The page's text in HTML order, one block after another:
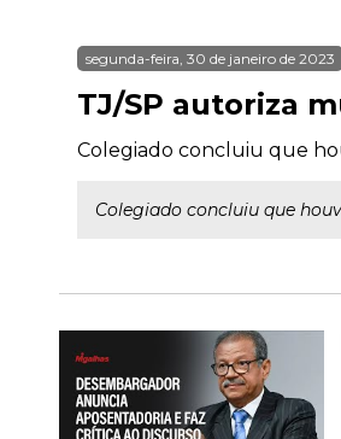
segunda-feira, 30 de janeiro de 2023
TJ/SP autoriza
Colegiado concluiu que
Colegiado concluiu que